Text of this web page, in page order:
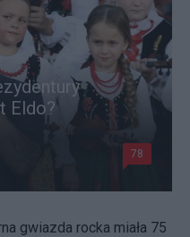
Eldo?
78
gwiazda rocka miała 75